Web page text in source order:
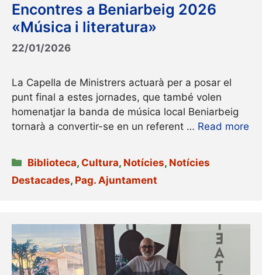
Encontres a Beniarbeig 2026
«Música i literatura»
22/01/2026
La Capella de Ministrers actuarà per a posar el
punt final a estes jornades, que també volen
homenatjar la banda de música local Beniarbeig
tornarà a convertir-se en un referent … Read more
Categories
Biblioteca,Cultura, Notícies, Notícies
Destacades, Pag. Ajuntament